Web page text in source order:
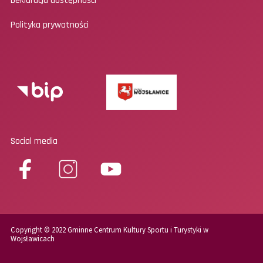
Polityka prywatności
Social media
Copyright © 2022 Gminne Centrum Kultury Sportu i Turystyki w
Wojsławicach